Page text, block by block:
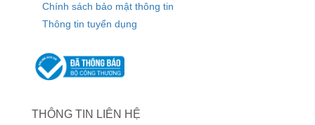
Chính sách bảo mật thông tin
Thông tin tuyển dụng
THÔNG TIN LIÊN HỆ